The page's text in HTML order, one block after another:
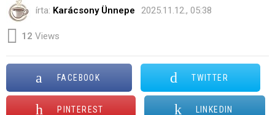
írta: Karácsony Ünnepe 2025.11.12., 05:38
12 Views
FACEBOOK TWITTER
PINTEREST LINKEDIN